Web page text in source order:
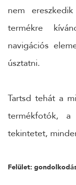
nem
termékre
navigációs
úsztatni.
Tartsd tehát a
termékfotók, a
tekintetet,
Felület: